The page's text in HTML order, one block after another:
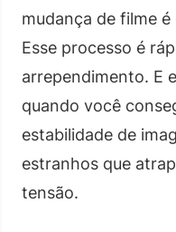
mudança de filme
Esse processo é
arrependimento. E
quando você
estabilidade de
estranhos que
tensão.